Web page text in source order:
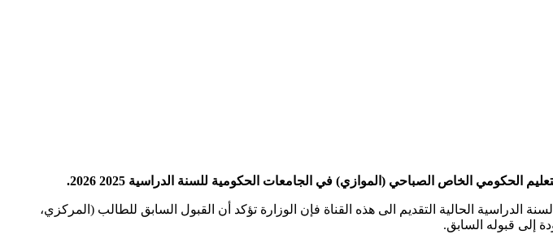
الحكومي الخاص الصباحي (الموازي) في الجامعات الحكومية للسنة الدراسية 2025 2026.
الحالية التقديم الى هذه القناة فإن الوزارة تؤكد أن القبول السابق للطالب (المركزي،
إلى قبوله السابق.